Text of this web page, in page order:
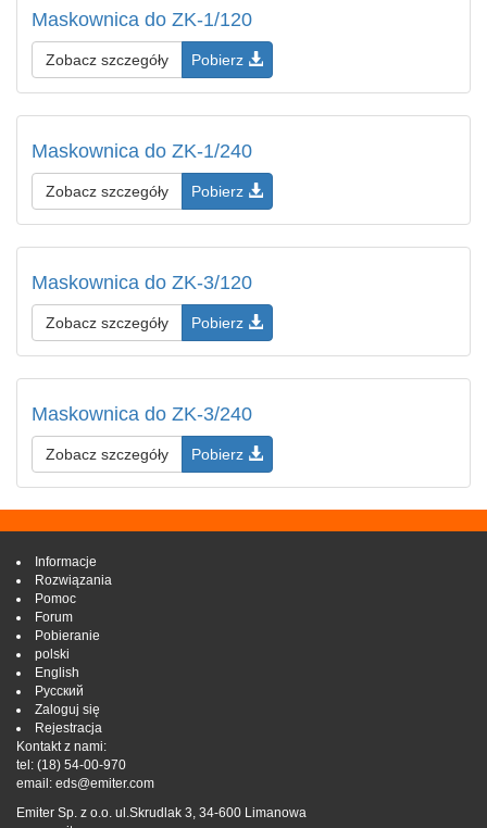
Maskownica do ZK-1/120
Zobacz szczegóły Pobierz
Maskownica do ZK-1/240
Zobacz szczegóły Pobierz
Maskownica do ZK-3/120
Zobacz szczegóły Pobierz
Maskownica do ZK-3/240
Zobacz szczegóły Pobierz
Informacje
Rozwiązania
Pomoc
Forum
Pobieranie
polski
English
Русский
Zaloguj się
Rejestracja
Kontakt z nami:
tel: (18) 54-00-970
email: eds@emiter.com
Emiter Sp. z o.o. ul.Skrudlak 3, 34-600 Limanowa